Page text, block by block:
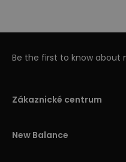
Be the first to know about
Zákaznické centrum
New Balance